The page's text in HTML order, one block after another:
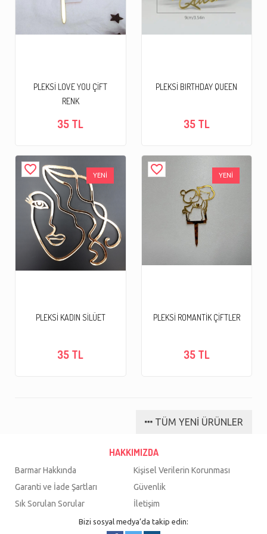
PLEKSİ LOVE YOU ÇİFT
RENK
35 TL
PLEKSİ BIRTHDAY QUEEN
35 TL
favorite_border YENİ
PLEKSİ KADIN SİLÜET
35 TL
favorite_border YENİ
PLEKSİ ROMANTİK ÇİFTLER
35 TL
TÜM YENİ ÜRÜNLER
HAKKIMIZDA
Barmar Hakkında
Kişisel Verilerin Korunması
Garanti ve İade Şartları
Güvenlik
Sık Sorulan Sorular
İletişim
Bizi sosyal medya’da takip edin: